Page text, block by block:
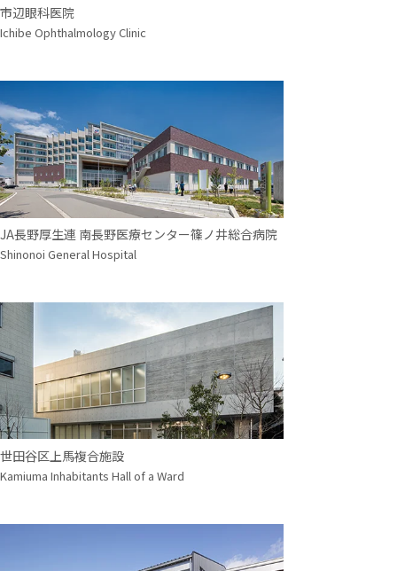
市辺眼科医院
Ichibe Ophthalmology Clinic
JA長野厚生連 南長野医療センター篠ノ井総合病院
Shinonoi General Hospital
世田谷区上馬複合施設
Kamiuma Inhabitants Hall of a Ward